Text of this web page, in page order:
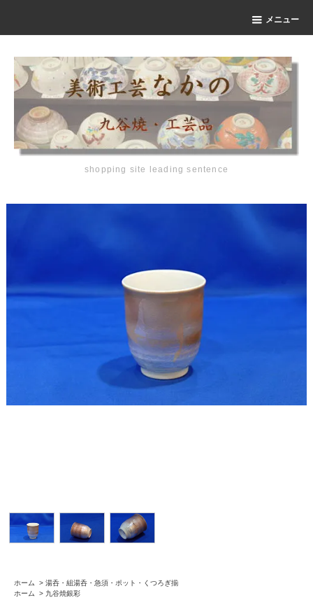
メニュー
shopping site leading sentence
ホーム > 湯呑・組湯呑・急須・ポット・くつろぎ揃
ホーム
> 九谷焼銀彩